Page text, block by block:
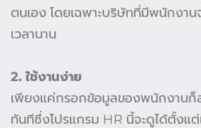
ตนเอง โดยเฉพาะบริษัทที่มีพนักงาน
เวลานาน
2. ใช้งานง่าย
เพียงแค่กรอกข้อมูลของพนักงานก็
ทันทีซึ่งโปรแกรม HR นี้จะดูได้ตั้งแต่